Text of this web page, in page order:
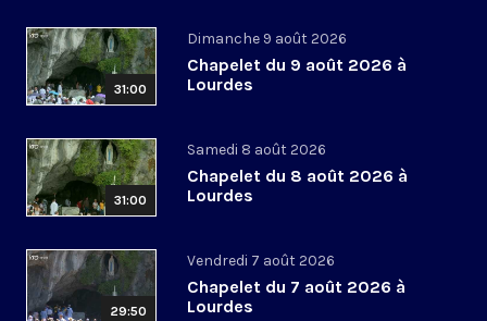
31:00
Dimanche 9 août 2026
Chapelet du 9 août 2026 à
Lourdes
31:00
Samedi 8 août 2026
Chapelet du 8 août 2026 à
Lourdes
29:50
Vendredi 7 août 2026
Chapelet du 7 août 2026 à
Lourdes